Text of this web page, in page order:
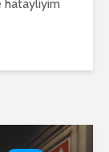
hatayliyim